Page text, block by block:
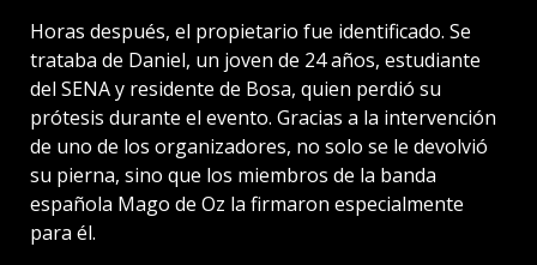
Horas después, el propietario fue identificado. Se
trataba de Daniel, un joven de 24 años, estudiante
del SENA y residente de Bosa, quien perdió su
prótesis durante el evento. Gracias a la intervención
de uno de los organizadores, no solo se le devolvió
su pierna, sino que los miembros de la banda
española Mago de Oz la firmaron especialmente
para él.